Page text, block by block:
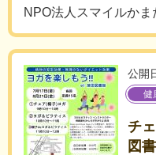
NPO法人スマイルかま
公開
健
チ
図